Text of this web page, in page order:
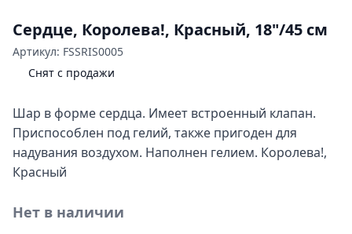
Сердце, Королева!, Красный, 18"/45 см
Артикул: FSSRIS0005
Снят с продажи
Шар в форме сердца. Имеет встроенный клапан.
Приспособлен под гелий, также пригоден для
надувания воздухом. Наполнен гелием. Королева!,
Красный
Нет в наличии